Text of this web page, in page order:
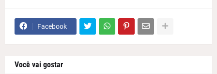
Facebook
Você vai gostar